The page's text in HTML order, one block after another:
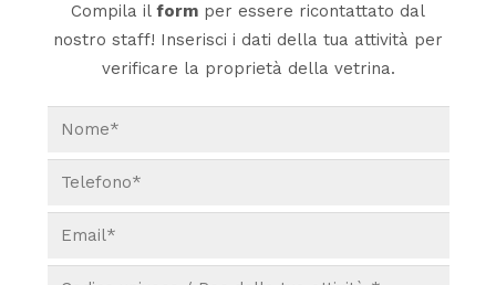
Compila il form per essere ricontattato dal
nostro staff! Inserisci i dati della tua attività per
verificare la proprietà della vetrina.